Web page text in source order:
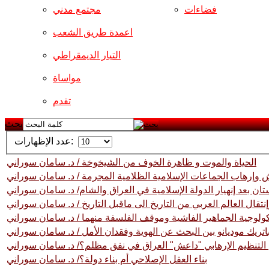
مجتمع مدني فضاءات
اعمدة طريق الشعب
التيار الديمقراطي
مواساة
تقدم
بحث
عدد الإظهارات:
الحیاة والموت و ظاهرة الخوف من الشیخوخة / د. سامان سوراني
وإرهاب الجماعات الإسلامية الظلامية المجرمة / د. سامان سوراني
بعد إنهيار الدولة الإسلامية في العراق والشام/ د. سامان سوراني
العالم العربي من التاريخ الی ماقبل التاريخ / د. سامان سوراني
الجماهير الفاشية وموقف الفلسفة منهما / د. سامان سوراني
موديانو بين البحث عن الهوية وفقدان الأمل / د. سامان سوراني
الإرهابي "داعش" العراق في نفق مظلم؟/ د. سامان سوراني
بناء العقل الإصلاحي أم بناء دولة؟/ د. سامان سوراني